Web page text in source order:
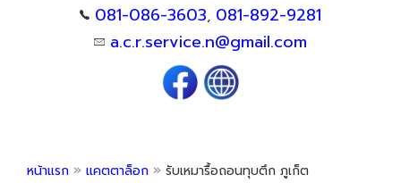
081-086-3603, 081-892-9281
a.c.r.service.n@gmail.com
หน้าแรก » แคตตาล็อก » รับเหมารื้อถอนทุบตึก ภูเก็ต